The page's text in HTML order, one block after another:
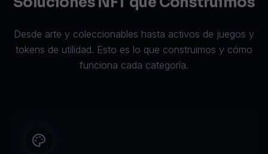
ón
Desde arte y coleccionables hasta activos de juegos y
tokens de utilidad. Esto es lo que construimos y cómo
funciona cada categoría.